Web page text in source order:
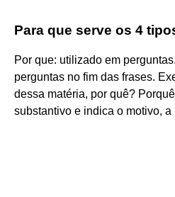
Para que serve os 4
Por que: utilizado em
perguntas no fim das frases.
dessa matéria, por quê?
substantivo e indica o motivo, a